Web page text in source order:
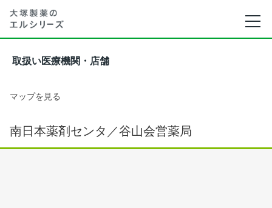
取扱い医療機関・店舗
マップを見る
南日本薬剤センタ／谷山会営薬局